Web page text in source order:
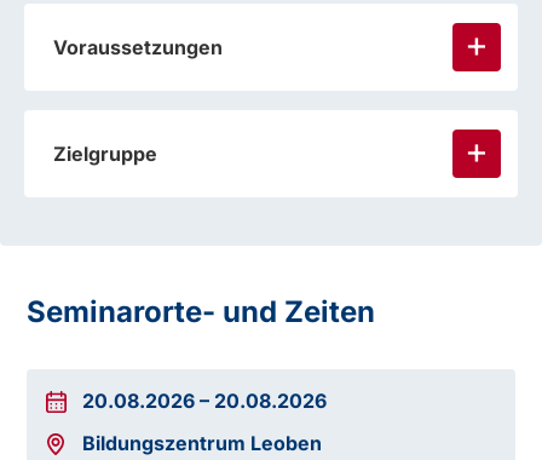
Voraussetzungen
Zielgruppe
Seminarorte- und Zeiten
20.08.2026 – 20.08.2026
Bildungszentrum Leoben